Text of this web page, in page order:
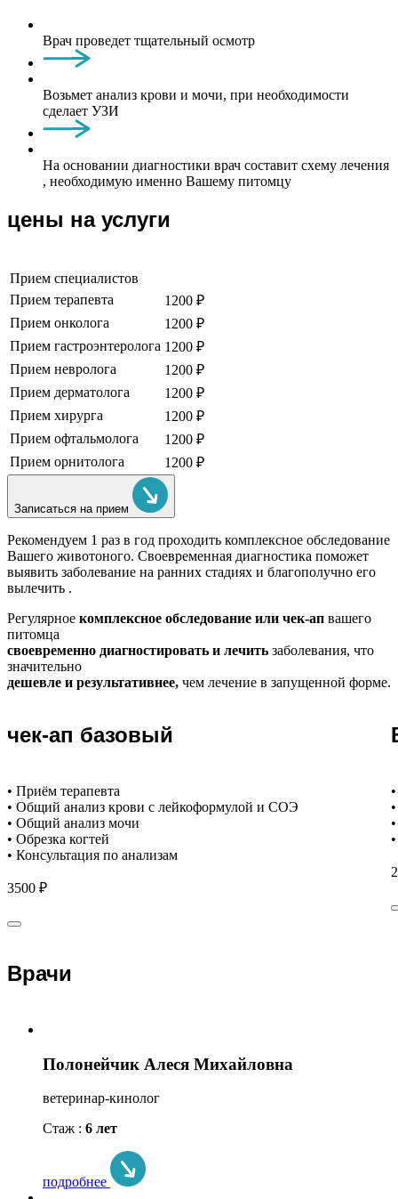
Врач проведет тщательный осмотр
Возьмет анализ крови и мочи, при необходимости
сделает УЗИ
На основании диагностики врач составит схему лечения
, необходимую именно Вашему питомцу
цены на услуги
Прием специалистов
Прием терапевта
1200 ₽
Прием онколога
1200 ₽
Прием гастроэнтеролога 1200 ₽
Прием невролога
1200 ₽
Прием дерматолога
1200 ₽
Прием хирурга
1200 ₽
Прием офтальмолога
1200 ₽
Прием орнитолога
1200 ₽
Записаться на прием
Рекомендуем 1 раз в год проходить комплексное обследование
Вашего животоного. Своевременная диагностика поможет
выявить заболевание на ранних стадиях и благополучно его
вылечить .
Регулярное комплексное обследование или чек-ап вашего
питомца
своевременно диагностировать и лечить заболевания, что
значительно
дешевле и результативнее, чем лечение в запущенной форме.
чек-ап базовый
• Приём терапевта
• Общий анализ крови с лейкоформулой и СОЭ
• Общий анализ мочи
• Обрезка когтей
• Консультация по анализам
3500 ₽
Врачи
Полонейчик Алеся Михайловна
ветеринар-кинолог
Стаж : 6 лет
подробнее